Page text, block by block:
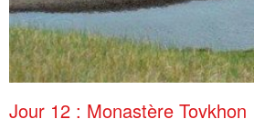
Jour 12 : Monastère Tovkhon